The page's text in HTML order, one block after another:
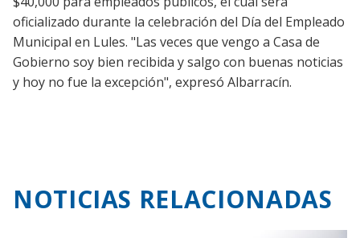
oficializado durante la celebración del Día del Empleado
Municipal en Lules. "Las veces que vengo a Casa de
Gobierno soy bien recibida y salgo con buenas noticias
y hoy no fue la excepción", expresó Albarracín.
NOTICIAS RELACIONADAS